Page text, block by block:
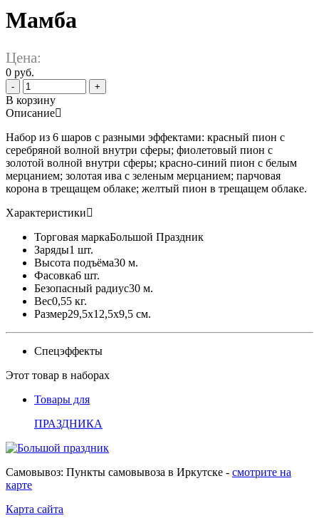
Мамба
Цена:
0 руб.
- +
В корзину
Описание
Набор из 6 шаров с разными эффектами: красный пион с
серебряной волной внутри сферы; фиолетовый пион с
золотой волной внутри сферы; красно-синий пион с белым
мерцанием; золотая ива с зеленым мерцанием; парчовая
корона в трещащем облаке; желтый пион в трещащем облаке.
Характеристики
Торговая маркаБольшой Праздник
Заряды1 шт.
Высота подъёма30 м.
Фасовка6 шт.
Безопасный радиус30 м.
Вес0,55 кг.
Размер29,5x12,5x9,5 см.
Спецэффекты
Этот товар в наборах
Товары для
ПРАЗДНИКА
Самовывоз: Пункты самовывоза в Иркутске - смотрите на
карте
Карта сайта